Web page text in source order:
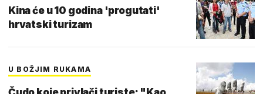
Kina će u 10 godina 'progutati'
hrvatski turizam
U BOŽJIM RUKAMA